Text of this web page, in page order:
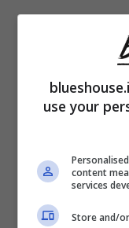
televisive quali
vista
use your
content
services
Store and/